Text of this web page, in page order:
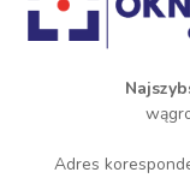
Adres